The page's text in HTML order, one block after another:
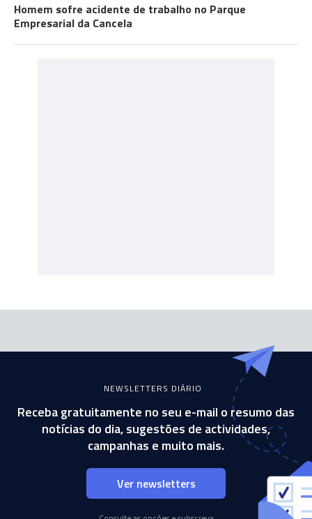
Homem sofre acidente de trabalho no Parque
Empresarial da Cancela
NEWSLETTERS DIÁRIO
Receba gratuitamente no seu e-mail o resumo das
notícias do dia, sugestões de actividades,
campanhas e muito mais.
Ver newsletters